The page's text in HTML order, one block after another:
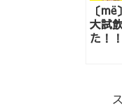
〔
大試
た！！